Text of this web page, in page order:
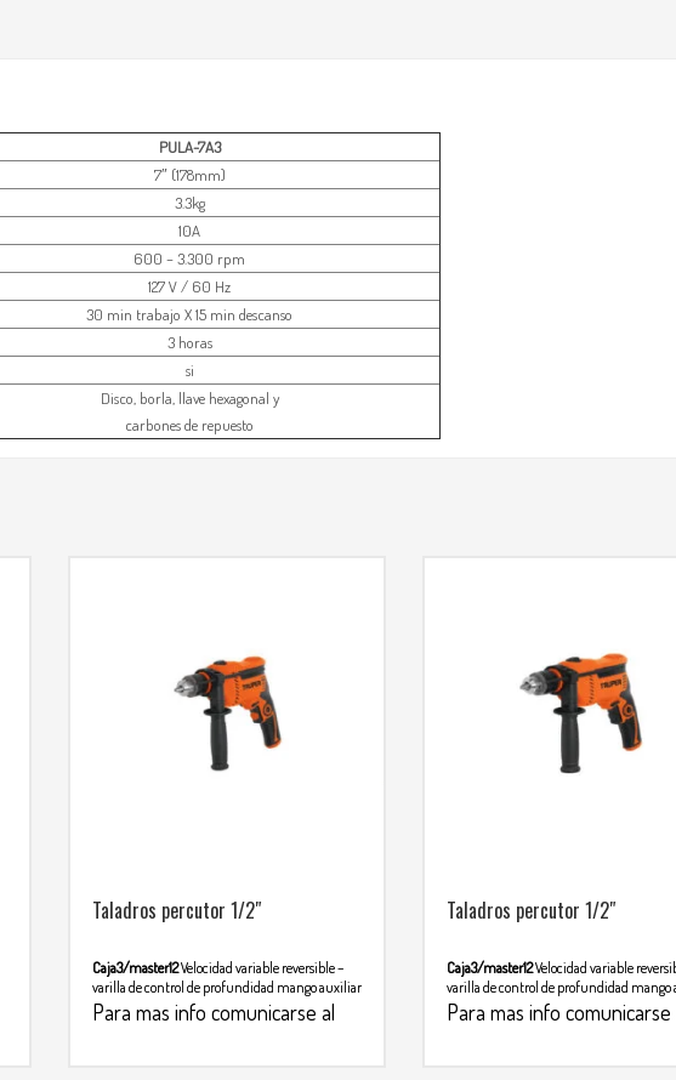
PULA-7A3
7″ (178mm)
3.3kg
10A
600 – 3.300 rpm
127 V / 60 Hz
30 min trabajo X 15 min descanso
3 horas
si
Disco, borla, llave hexagonal y
carbones de repuesto
Taladros percutor 1/2″
Caja3/master12Velocidad variable reversible –
varilla de control de profundidad mango auxiliar
Para mas info comunicarse al
Taladros percutor 1/2″
Caja3/master12Velocidad variable
varilla de control de profundidad mango
Para mas info comunicarse